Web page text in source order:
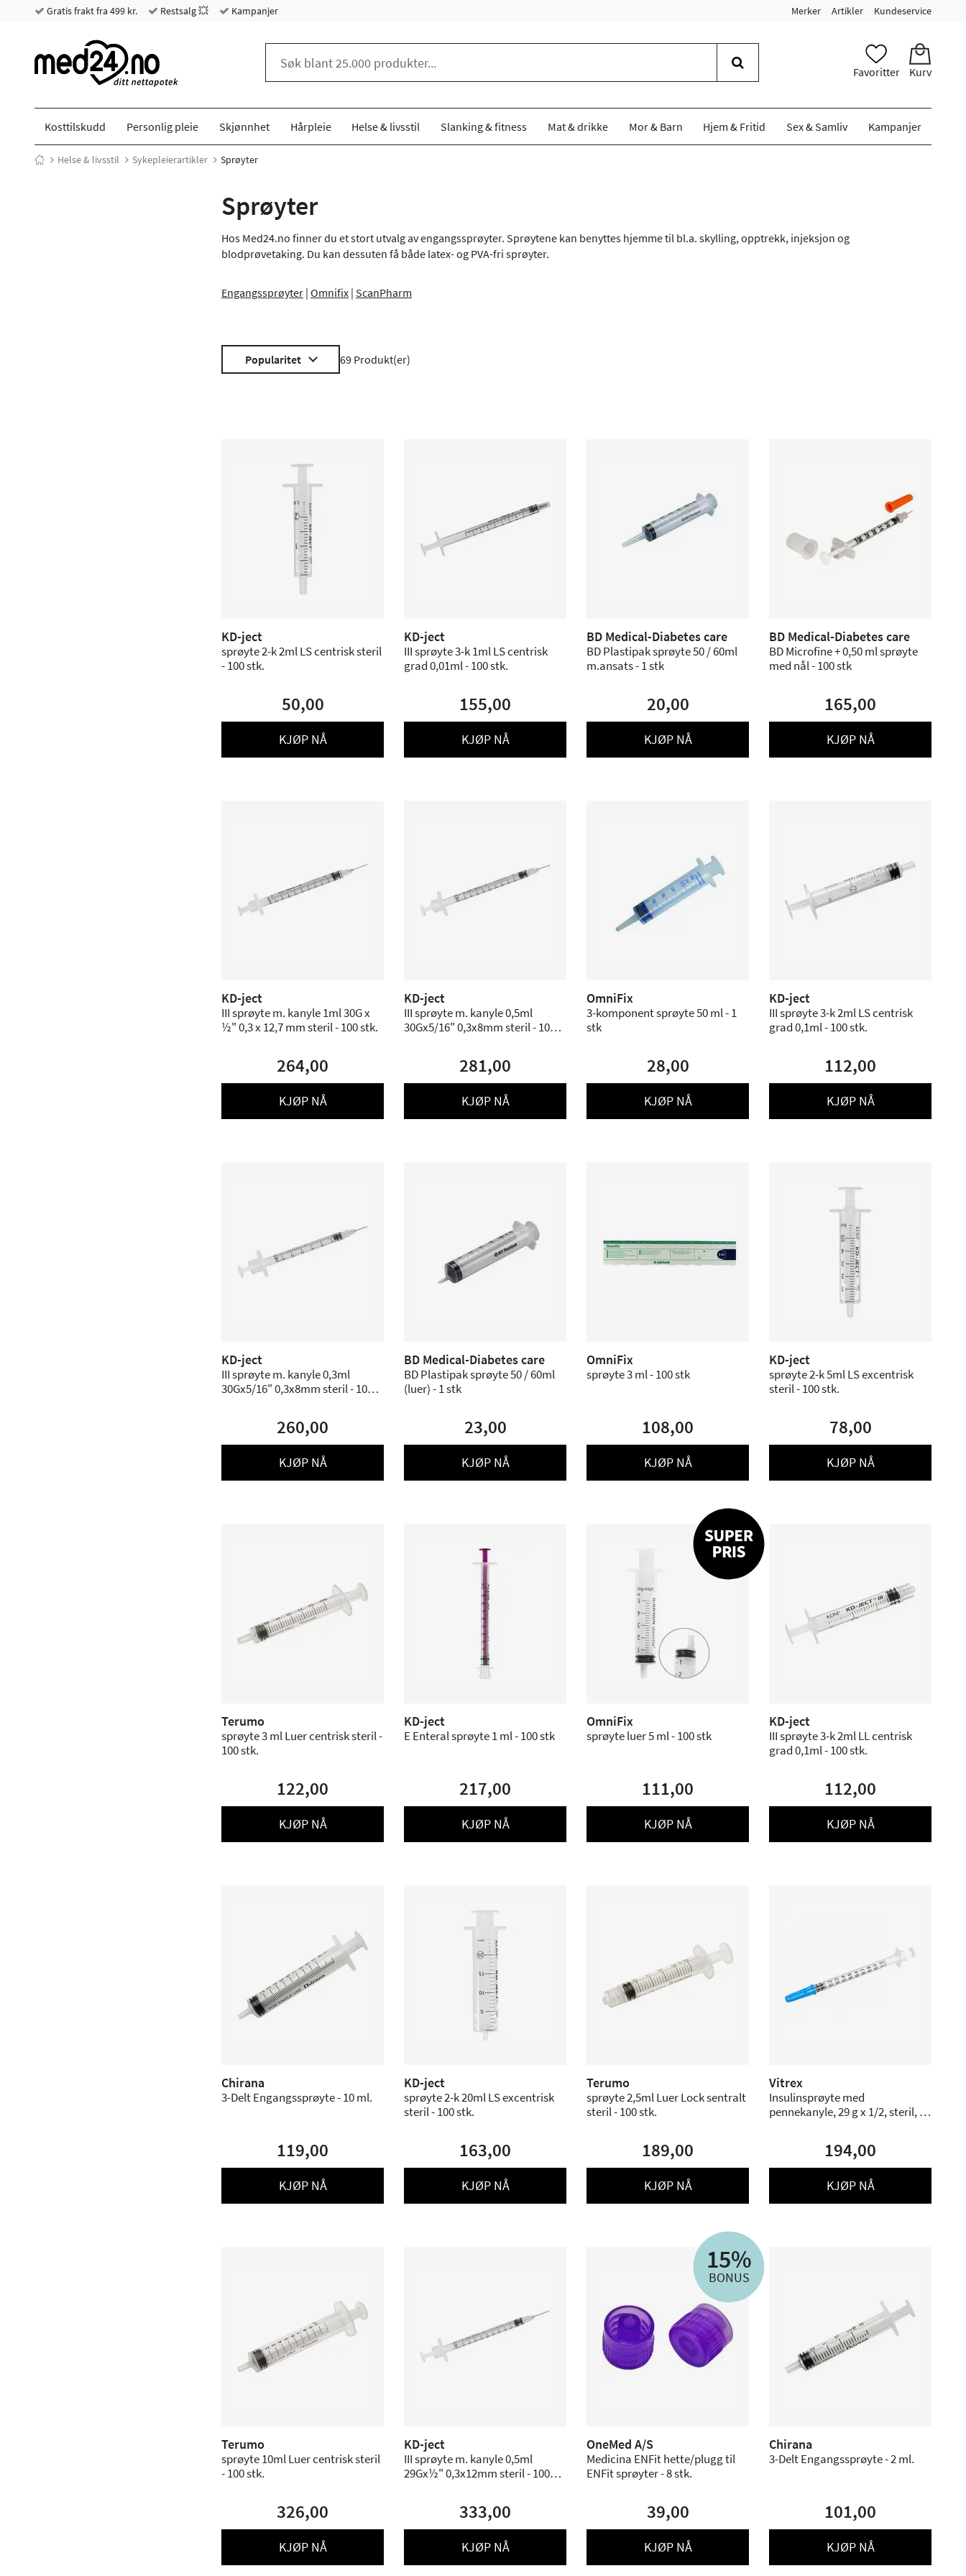
Gratis frakt fra 499 kr. Restsalg 💥 Kampanjer Merker Artikler Kundeservice
Favoritter Kurv
Kosttilskudd Personlig pleie Skjønnhet Hårpleie Helse & livsstil Slanking & fitness Mat & drikke Mor & Barn Hjem & Fritid Sex & Samliv Kampanjer
Helse & livsstil Sykepleierartikler Sprøyter
Sprøyter
Hos Med24.no finner du et stort utvalg av engangssprøyter. Sprøytene kan benyttes hjemme til bl.a. skylling, opptrekk, injeksjon og
blodprøvetaking. Du kan dessuten få både latex- og PVA-fri sprøyter.
Engangssprøyter | Omnifix | ScanPharm
Popularitet 69 Produkt(er)
KD-ject
sprøyte 2-k 2ml LS centrisk steril
- 100 stk.
50,00
KJØP NÅ
KD-ject
III sprøyte 3-k 1ml LS centrisk
grad 0,01ml - 100 stk.
155,00
KJØP NÅ
BD Medical-Diabetes care
BD Plastipak sprøyte 50 / 60ml
m.ansats - 1 stk
20,00
KJØP NÅ
BD Medical-Diabetes care
BD Microfine + 0,50 ml sprøyte
med nål - 100 stk
165,00
KJØP NÅ
KD-ject
III sprøyte m. kanyle 1ml 30G x
½" 0,3 x 12,7 mm steril - 100 stk.
264,00
KJØP NÅ
KD-ject
III sprøyte m. kanyle 0,5ml
30Gx5/16" 0,3x8mm steril - 100
281,00
KJØP NÅ
OmniFix
3-komponent sprøyte 50 ml - 1
stk
28,00
KJØP NÅ
KD-ject
III sprøyte 3-k 2ml LS centrisk
grad 0,1ml - 100 stk.
112,00
KJØP NÅ
KD-ject
III sprøyte m. kanyle 0,3ml
30Gx5/16" 0,3x8mm steril - 100
260,00
KJØP NÅ
BD Medical-Diabetes care
BD Plastipak sprøyte 50 / 60ml
(luer) - 1 stk
23,00
KJØP NÅ
OmniFix
sprøyte 3 ml - 100 stk
108,00
KJØP NÅ
KD-ject
sprøyte 2-k 5ml LS excentrisk
steril - 100 stk.
78,00
KJØP NÅ
Terumo
sprøyte 3 ml Luer centrisk steril -
100 stk.
122,00
KJØP NÅ
KD-ject
E Enteral sprøyte 1 ml - 100 stk
217,00
KJØP NÅ
OmniFix
sprøyte luer 5 ml - 100 stk
111,00
KJØP NÅ
KD-ject
III sprøyte 3-k 2ml LL centrisk
grad 0,1ml - 100 stk.
112,00
KJØP NÅ
Chirana
3-Delt Engangssprøyte - 10 ml.
119,00
KJØP NÅ
KD-ject
sprøyte 2-k 20ml LS excentrisk
steril - 100 stk.
163,00
KJØP NÅ
Terumo
sprøyte 2,5ml Luer Lock sentralt
steril - 100 stk.
189,00
KJØP NÅ
Vitrex
Insulinsprøyte med
pennekanyle, 29 g x 1/2, steril, 1
194,00
KJØP NÅ
Terumo
sprøyte 10ml Luer centrisk steril
- 100 stk.
326,00
KJØP NÅ
KD-ject
III sprøyte m. kanyle 0,5ml
29Gx½" 0,3x12mm steril - 100
333,00
KJØP NÅ
15%
BONUS
OneMed A/S
Medicina ENFit hette/plugg til
ENFit sprøyter - 8 stk.
39,00
KJØP NÅ
Chirana
3-Delt Engangssprøyte - 2 ml.
101,00
KJØP NÅ